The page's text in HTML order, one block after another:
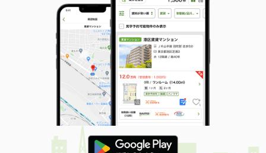
間取り
ワンルーム
香川県坂出市川津町
価 格
3.10万円
住 所
香川県坂出市川津町
専有面積 39.17m²
間取り
2K
香川県高松市飯田町
価 格
4.45万円